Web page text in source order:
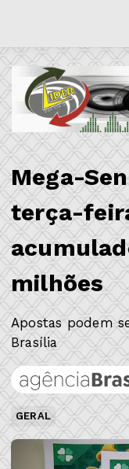
Mega-
terça-
milhões
Apostas podem
Brasília
GERAL